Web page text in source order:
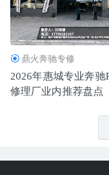
鼎火奔驰专修
2026年惠城专业奔驰
修理厂业内推荐盘点